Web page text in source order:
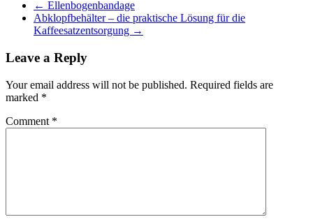
← Ellenbogenbandage
Abklopfbehälter – die praktische Lösung für die
Kaffeesatzentsorgung →
Leave a Reply
Your email address will not be published. Required fields are
marked *
Comment *